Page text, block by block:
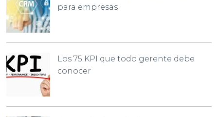
para empresas
Los 75 KPI que todo gerente debe
conocer